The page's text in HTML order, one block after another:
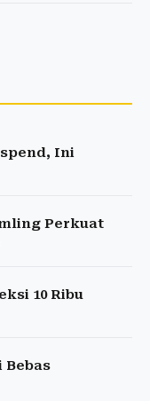
Ini
Perkuat
10 Ribu
Bebas